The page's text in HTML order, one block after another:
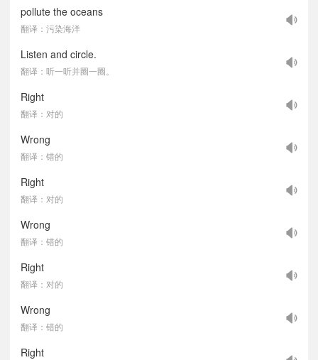
pollute the oceans
翻译：污染海洋
Listen and circle.
翻译：听一听并圈一圈。
Right
翻译：对的
Wrong
翻译：错的
Right
翻译：对的
Wrong
翻译：错的
Right
翻译：对的
Wrong
翻译：错的
Right